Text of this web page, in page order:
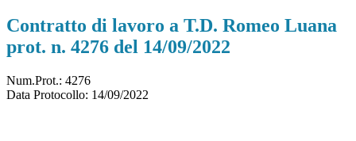
Contratto di lavoro a T.D. Romeo Luana
prot. n. 4276 del 14/09/2022
Num.Prot.: 4276
Data Protocollo: 14/09/2022